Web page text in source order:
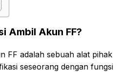
Ambil Akun FF?
FF adalah sebuah alat pihak
seseorang dengan fungsi